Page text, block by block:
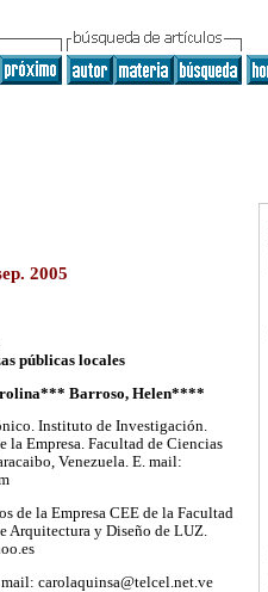
2005
públicas locales
Barroso, Helen****
Instituto de Investigación.
la Empresa. Facultad de Ciencias
Venezuela. E. mail:
de la Empresa CEE de la Facultad
Arquitectura y Diseño de LUZ.
carolaquinsa@telcel.net.ve